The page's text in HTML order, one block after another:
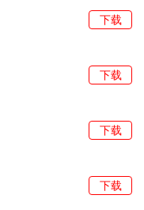
下载
下载
下载
下载